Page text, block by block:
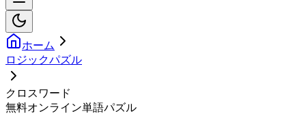
ホーム
ロジックパズル
クロスワード
無料オンライン単語パズル